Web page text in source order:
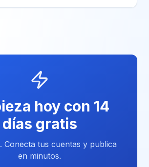
hoy con 14
días gratis
Conecta tus cuentas y publica
en minutos.